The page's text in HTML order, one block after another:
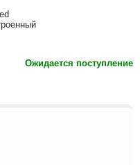
Ожидается поступление